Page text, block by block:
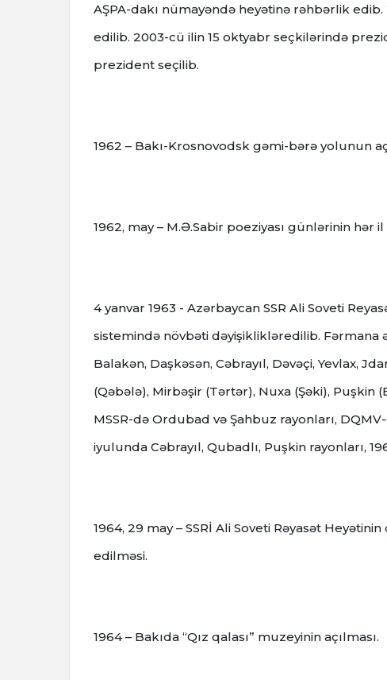
AŞPA-dakı nümayəndə heyətinə rəhbərlik
edilib. 2003-cü ilin 15 oktyabr seçkilərində
prezident seçilib.
1962 – Bakı-Krosnovodsk gəmi-bərə yolunun
1962, may – M.Ə.Sabir poeziyası günlərinin hər
4 yanvar 1963 - Azərbaycan SSR Ali Soveti
sistemində növbəti dəyişiklikləredilib. Fərmana
Balakən, Daşkəsən, Cəbrayıl, Dəvəçi, Yevlax,
(Qəbələ), Mirbəşir (Tərtər), Nuxa (Şəki), Puşkin
MSSR-də Ordubad və Şahbuz rayonları,
iyulunda Cəbrayıl, Qubadlı, Puşkin rayonları,
1964, 29 may – SSRİ Ali Soveti Rəyasət
edilməsi.
1964 – Bakıda “Qız qalası” muzeyinin açılması.